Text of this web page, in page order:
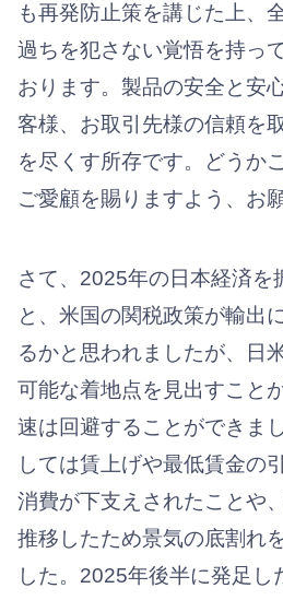
も再発防止策を講じた上、
過ちを犯さない覚悟を持っ
おります。製品の安全と安
客様、お取引先様の信頼を
を尽くす所存です。どうか
ご愛顧を賜りますよう、お
さて、2025年の日本経済を
と、米国の関税政策が輸出
るかと思われましたが、日
可能な着地点を見出すこと
速は回避することができま
しては賃上げや最低賃金の
消費が下支えされたことや
推移したため景気の底割れ
した。2025年後半に発足し